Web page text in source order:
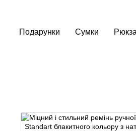
Подарунки Сумки